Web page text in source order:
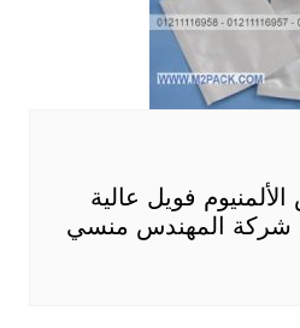
فويل عالية
شركة المهندس منسي